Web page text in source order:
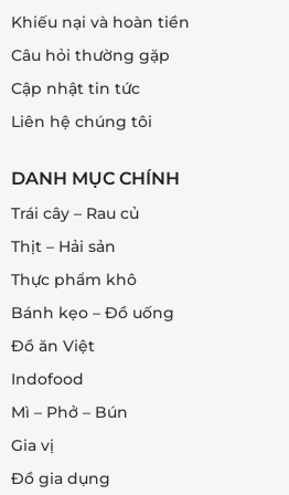
Khiếu nại và hoàn tiền
Câu hỏi thường gặp
Cập nhật tin tức
Liên hệ chúng tôi
DANH MỤC CHÍNH
Trái cây – Rau củ
Thịt – Hải sản
Thực phẩm khô
Bánh kẹo – Đồ uống
Đồ ăn Việt
Indofood
Mì – Phở – Bún
Gia vị
Đồ gia dụng